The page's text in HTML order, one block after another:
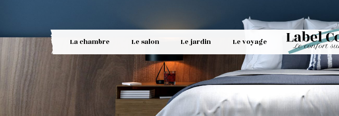
La chambre Le salon Le jardin Le voyage